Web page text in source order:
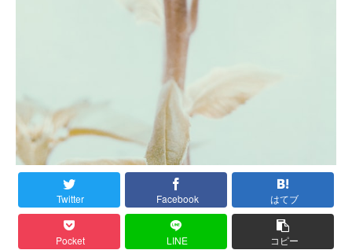
Twitter Facebook はてブ
Pocket LINE コピー